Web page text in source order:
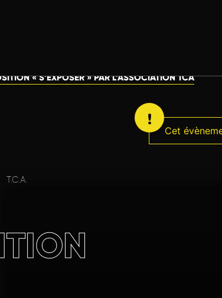
Cet
« S’EXPOSER » PAR L’ASSOCIATION TCA
T.C.A.